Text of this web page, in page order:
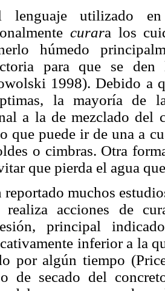
lenguaje utilizado
curara los
húmedo
para que se den
1998). Debido a
la mayoría de
a la de mezclado del
que puede ir de una a
o cimbras. Otra
que pierda el agua
reportado muchos
acciones de
principal
inferior a la
por algún tiempo
de secado del